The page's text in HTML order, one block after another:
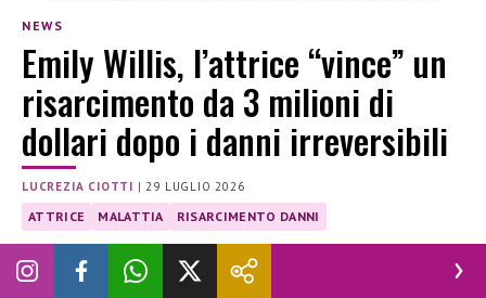
NEWS
Emily Willis, l’attrice “vince” un
risarcimento da 3 milioni di
dollari dopo i danni irreversibili
LUCREZIA CIOTTI |29 LUGLIO 2026
ATTRICE MALATTIA RISARCIMENTO DANNI
Emily Willis, danni cerebrali irreversibili dopo il ricovero:
risarcimento da 3 milioni di dollari, ma restano molti